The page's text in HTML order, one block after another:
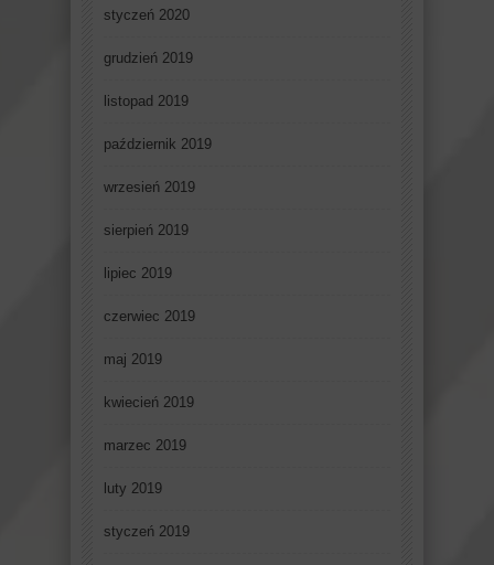
styczeń 2020
grudzień 2019
listopad 2019
październik 2019
wrzesień 2019
sierpień 2019
lipiec 2019
czerwiec 2019
maj 2019
kwiecień 2019
marzec 2019
luty 2019
styczeń 2019